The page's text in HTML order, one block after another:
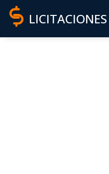
LICITACIONES